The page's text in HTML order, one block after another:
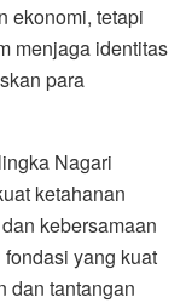
ekonomi, tetapi
menjaga identitas
para
Nagari
ketahanan
kebersamaan
yang kuat
dan tantangan